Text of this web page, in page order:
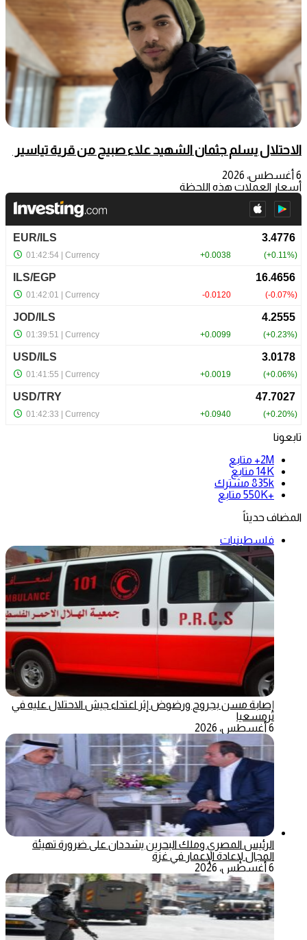
الاحتلال يسلم جثمان الشهيد علاء صبيح من قرية تياسير
6 أغسطس، 2026
أسعار العملات هذه اللحظة
تابعونا
2M+
متابع
14K متابع
835k مشترك
+550K
متابع
المضاف حديثاً
فلسطينيات
إصابة مسن بجروح ورضوض إثر اعتداء جيش الاحتلال عليه في
ترمسعيا
6 أغسطس، 2026
الرئيس المصري وملك البحرين يشددان على ضرورة تهيئة
المجال لإعادة الإعمار في غزة
6 أغسطس، 2026